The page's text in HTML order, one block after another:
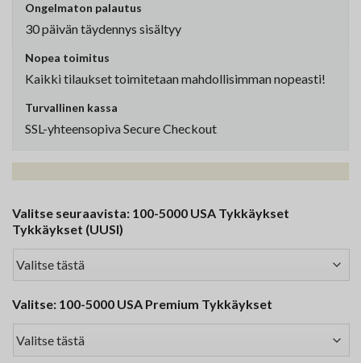
Ongelmaton palautus
30 päivän täydennys sisältyy
Nopea toimitus
Kaikki tilaukset toimitetaan mahdollisimman nopeasti!
Turvallinen kassa
SSL-yhteensopiva Secure Checkout
Valitse seuraavista: 100-5000 USA Tykkäykset
Tykkäykset (UUSI)
Valitse: 100-5000 USA Premium Tykkäykset